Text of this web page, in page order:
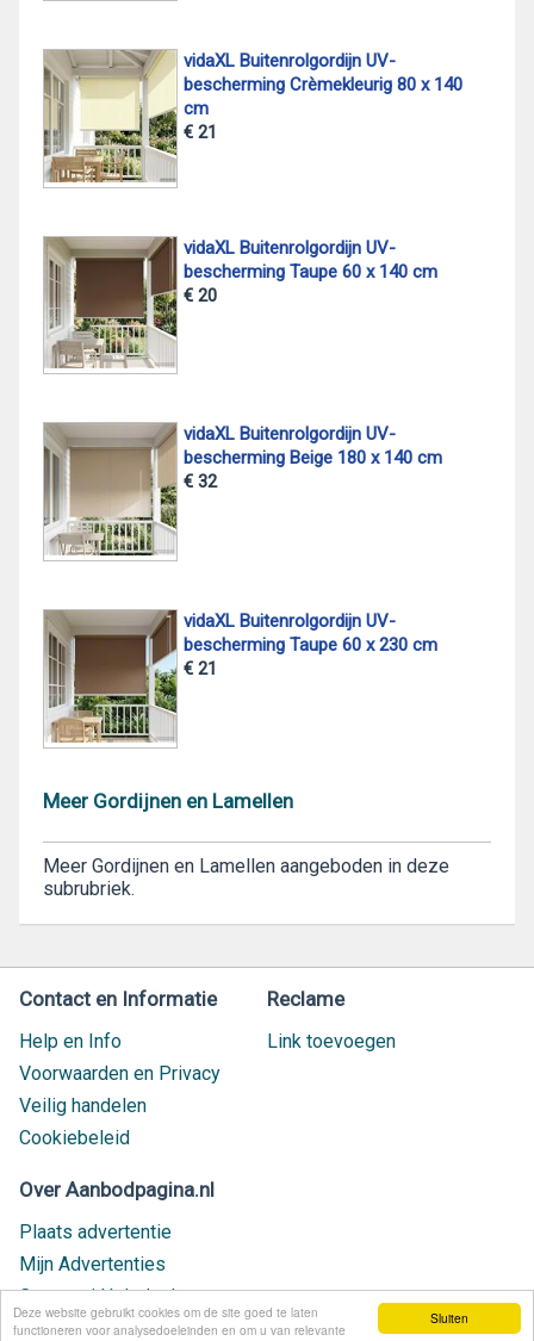
Sluiten
Deze website gebruikt cookies om de site goed te laten
functioneren voor analysedoeleinden en om u van relevante
vidaXL Buitenrolgordijn UV-
bescherming Crèmekleurig 80 x 140
cm
€ 21
vidaXL Buitenrolgordijn UV-
bescherming Taupe 60 x 140 cm
€ 20
vidaXL Buitenrolgordijn UV-
bescherming Beige 180 x 140 cm
€ 32
vidaXL Buitenrolgordijn UV-
bescherming Taupe 60 x 230 cm
€ 21
Meer Gordijnen en Lamellen
Meer Gordijnen en Lamellen aangeboden in deze
subrubriek.
Contact en Informatie
Help en Info
Voorwaarden en Privacy
Veilig handelen
Cookiebeleid
Reclame
Link toevoegen
Over Aanbodpagina.nl
Plaats advertentie
Mijn Advertenties
Contact / Helpdesk
Nieuw geplaatst